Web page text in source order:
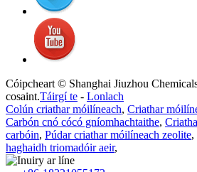
Cóipcheart © Shanghai Jiuzhou
cosaint.Táirgí te - Lonlach
Colún criathar móilíneach, Criathar
Carbón cnó cócó gníomhachtaithe,
carbóin, Púdar criathar móilíneach zeolite,
haghaidh triomadóir aeir,